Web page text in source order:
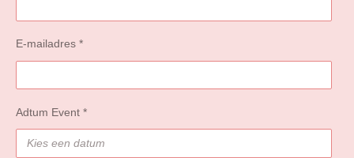
E-mailadres *
Adtum Event *